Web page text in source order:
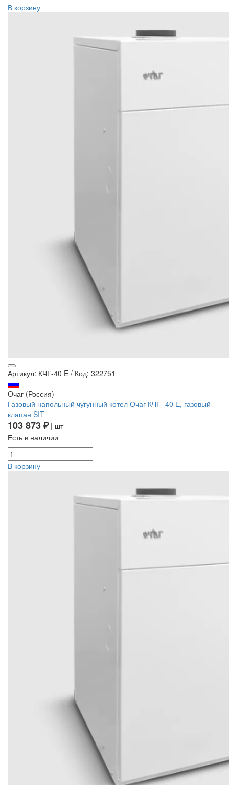
В корзину
Артикул: КЧГ-40 E / Код: 322751
Очаг (Россия)
Газовый напольный чугунный котел Очаг КЧГ- 40 Е, газовый
клапан SIT
103 873 ₽| шт
Есть в наличии
В корзину